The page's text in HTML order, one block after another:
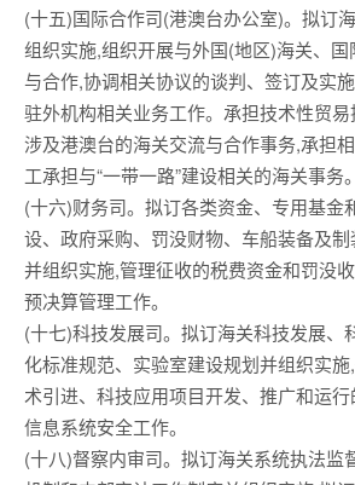
(十五)国际合作司(港澳台办公室)。拟订
组织实施,组织开展与外国(地区)海关、
与合作,协调相关协议的谈判、签订及实
驻外机构相关业务工作。承担技术性贸
涉及港澳台的海关交流与合作事务,承担
工承担与“一带一路”建设相关的海关事务。
(十六)财务司。拟订各类资金、专用基金
设、政府采购、罚没财物、车船装备及
并组织实施,管理征收的税费资金和罚没
预决算管理工作。
(十七)科技发展司。拟订海关科技发展、
化标准规范、实验室建设规划并组织实
术引进、科技应用项目开发、推广和运
信息系统安全工作。
(十八)督察内审司。拟订海关系统执法监